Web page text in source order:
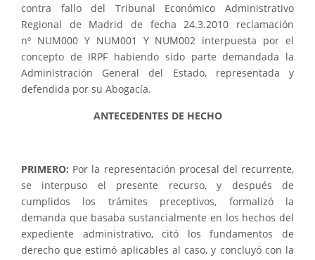
contra fallo del Tribunal Económico Administrativo
Regional de Madrid de fecha 24.3.2010 reclamación
nº NUM000 Y NUM001 Y NUM002 interpuesta por el
concepto de IRPF habiendo sido parte demandada la
Administración General del Estado, representada y
defendida por su Abogacía.
ANTECEDENTES DE HECHO
PRIMERO: Por la representación procesal del recurrente,
se interpuso el presente recurso, y después de
cumplidos los trámites preceptivos, formalizó la
demanda que basaba sustancialmente en los hechos del
expediente administrativo, citó los fundamentos de
derecho que estimó aplicables al caso, y concluyó con la